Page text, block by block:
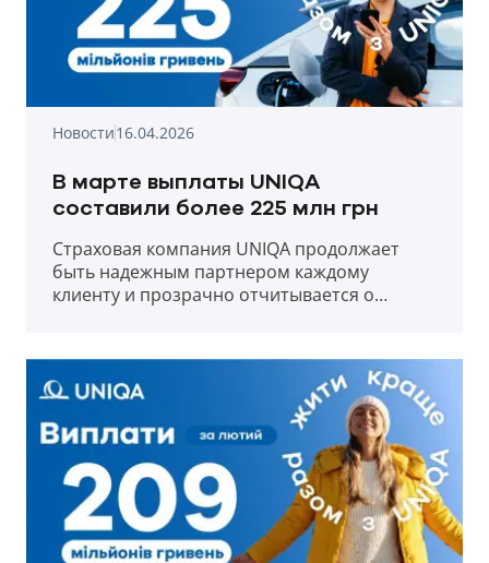
Новости16.04.2026
В марте выплаты UNIQA
составили более 225 млн грн
Страховая компания UNIQA продолжает
быть надежным партнером каждому
клиенту и прозрачно отчитывается о